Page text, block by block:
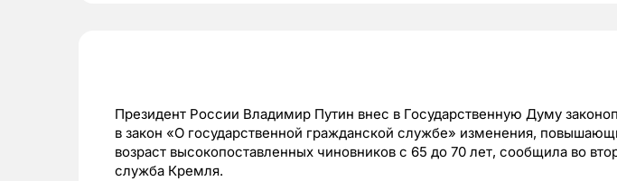
Президент России Владимир Путин внес в Государственную Думу
в закон «О государственной гражданской службе» изменения,
возраст высокопоставленных чиновников с 65 до 70 лет, сообщила во
служба Кремля.